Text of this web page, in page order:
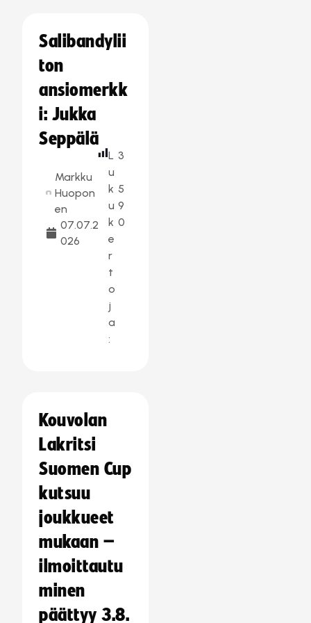
Salibandylii
ton
ansiomerkk
i: Jukka
Seppälä
Markku
Huopon
en
07.07.2
026
L
u
k
u
k
e
r
t
o
j
a
:
3
5
9
0
Kouvolan
Lakritsi
Suomen Cup
kutsuu
joukkueet
mukaan –
ilmoittautu
minen
päättyy 3.8.